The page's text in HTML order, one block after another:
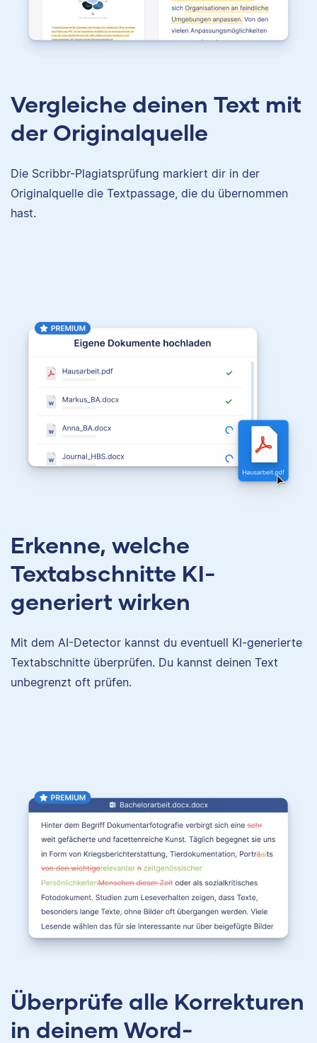
Vergleiche deinen Text mit
der Originalquelle
Die Scribbr-Plagiatsprüfung markiert dir in der
Originalquelle die Textpassage, die du übernommen
hast.
Erkenne, welche
Textabschnitte KI-
generiert wirken
Mit dem AI-Detector kannst du eventuell KI-generierte
Textabschnitte überprüfen. Du kannst deinen Text
unbegrenzt oft prüfen.
Überprüfe alle Korrekturen
in deinem Word-